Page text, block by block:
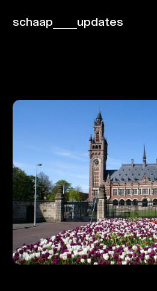
schaap updates